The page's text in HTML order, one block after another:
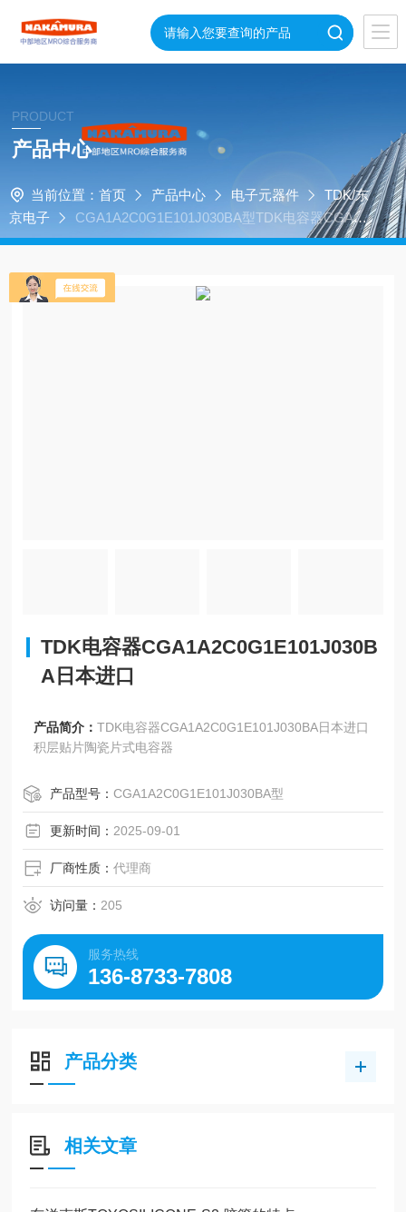
PRODUCT
产品中心
当前位置： 首页 产品中心 电子元器件
TDK/东
京电子
CGA1A2C0G1E101J030BA型TDK电容器CGA1A
2C0G1E101J030BA日本进口
TDK电容器CGA1A2C0G1E101J030B
A日本进口
产品简介：TDK电容器CGA1A2C0G1E101J030BA日本进口
积层贴片陶瓷片式电容器
产品型号：CGA1A2C0G1E101J030BA型
更新时间： 2025-09-01
厂商性质：代理商
访问量： 205
服务热线
136-8733-7808
产品分类
相关文章